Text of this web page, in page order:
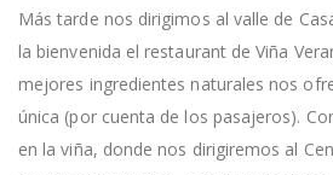
Más tarde nos dirigimos al valle de
la bienvenida el restaurant de Viña
mejores ingredientes naturales nos
única (por cuenta de los pasajeros).
en la viña, donde nos dirigiremos al